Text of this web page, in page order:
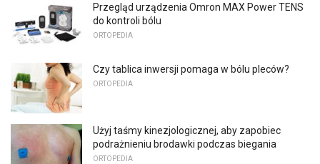
Przegląd urządzenia Omron MAX Power TENS
do kontroli bólu
ORTOPEDIA
Czy tablica inwersji pomaga w bólu pleców?
ORTOPEDIA
Użyj taśmy kinezjologicznej, aby zapobiec
podrażnieniu brodawki podczas biegania
ORTOPEDIA